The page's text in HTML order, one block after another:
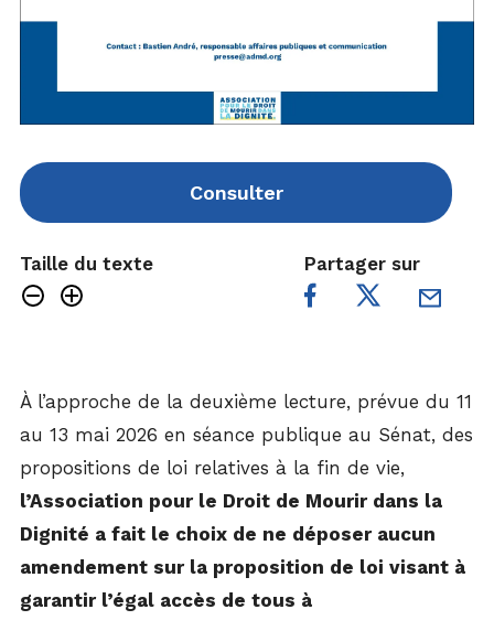
Consulter
Taille du texte Partager sur
À l’approche de la deuxième lecture, prévue du 11
au 13 mai 2026 en séance publique au Sénat, des
propositions de loi relatives à la fin de vie,
l’Association pour le Droit de Mourir dans la
Dignité a fait le choix de ne déposer aucun
amendement sur la proposition de loi visant à
garantir l’égal accès de tous à